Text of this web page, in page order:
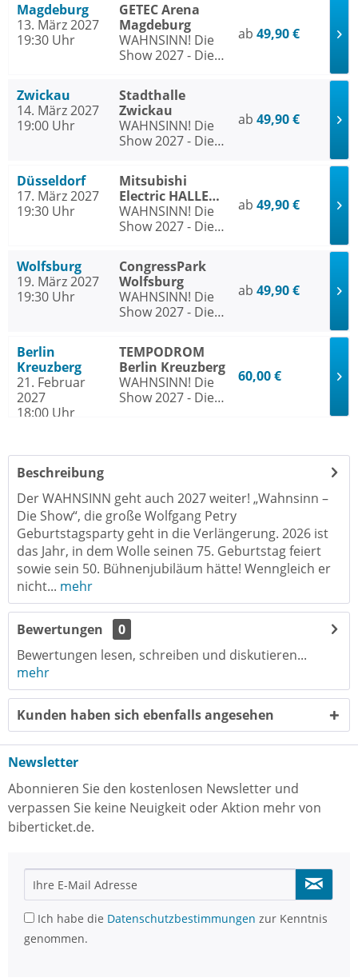
Wolfgang Petry
Magdeburg
13. März 2027
19:30 Uhr
GETEC Arena
Magdeburg
WAHNSINN! Die
Show 2027 - Die
- Mit den Hits von
Wolfgang Petry
ab 49,90 €
Zwickau
14. März 2027
19:00 Uhr
Stadthalle
Zwickau
WAHNSINN! Die
Show 2027 - Die
- Mit den Hits von
Wolfgang Petry
ab 49,90 €
Düsseldorf
17. März 2027
19:30 Uhr
Mitsubishi
Electric HALLE
Düsseldorf
WAHNSINN! Die
Show 2027 - Die
- Mit den Hits von
Wolfgang Petry
ab 49,90 €
Wolfsburg
19. März 2027
19:30 Uhr
CongressPark
Wolfsburg
WAHNSINN! Die
Show 2027 - Die
Wolfgang Petry
ab 49,90 €
Berlin
Kreuzberg
21. Februar
2027
18:00 Uhr
TEMPODROM
Berlin Kreuzberg
WAHNSINN! Die
Show 2027 - Die
60,00 €
Beschreibung
Der WAHNSINN geht auch 2027 weiter! „Wahnsinn –
Die Show“, die große Wolfgang Petry
Geburtstagsparty geht in die Verlängerung. 2026 ist
das Jahr, in dem Wolle seinen 75. Geburtstag feiert
sowie sein 50. Bühnenjubiläum hätte! Wenngleich er
nicht... mehr
Bewertungen
0
Bewertungen lesen, schreiben und diskutieren...
mehr
Kunden haben sich ebenfalls angesehen
Newsletter
Abonnieren Sie den kostenlosen Newsletter und
verpassen Sie keine Neuigkeit oder Aktion mehr von
biberticket.de.
Ich habe die Datenschutzbestimmungen zur Kenntnis
genommen.